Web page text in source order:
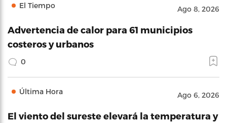
El Tiempo Ago 8, 2026
Advertencia de calor para 61 municipios
costeros y urbanos
0
Última Hora Ago 6, 2026
El viento del sureste elevará la temperatura y